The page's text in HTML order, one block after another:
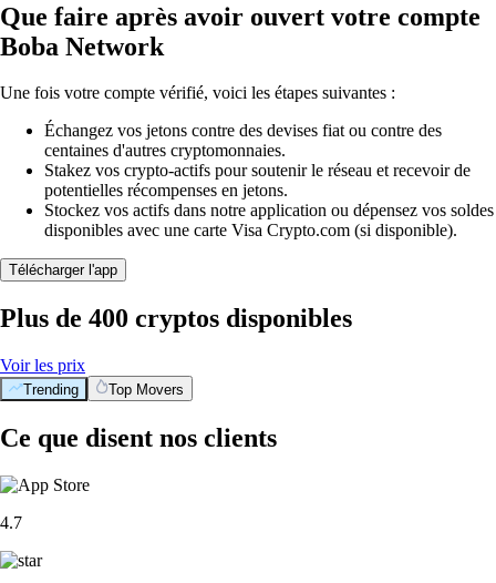
Que faire après avoir ouvert votre compte
Boba Network
Une fois votre compte vérifié, voici les étapes suivantes :
Échangez vos jetons contre des devises fiat ou contre des
centaines d'autres cryptomonnaies.
Stakez vos crypto-actifs pour soutenir le réseau et recevoir de
potentielles récompenses en jetons.
Stockez vos actifs dans notre application ou dépensez vos soldes
disponibles avec une carte Visa Crypto.com (si disponible).
Télécharger l'app
Plus de 400 cryptos disponibles
Voir les prix
Trending Top Movers
Ce que disent nos clients
4.7